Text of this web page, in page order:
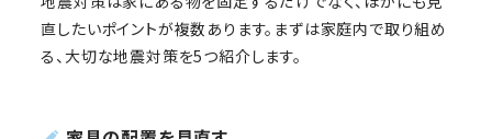
直したいポイントが複数あります。まずは家庭内で取り組め
る、大切な地震対策を5つ紹介します。